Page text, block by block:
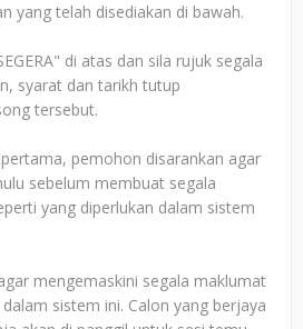
yang telah disediakan di bawah.
di atas dan sila rujuk segala
syarat dan tarikh tutup
tersebut.
pemohon disarankan agar
sebelum membuat segala
yang diperlukan dalam sistem
mengemaskini segala maklumat
sistem ini. Calon yang berjaya